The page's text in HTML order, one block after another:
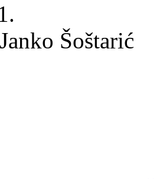
Šoštarić